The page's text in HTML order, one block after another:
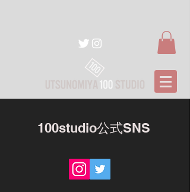
100studio公式SNS